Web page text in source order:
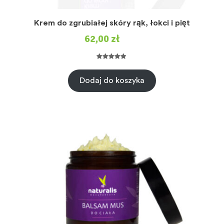
Krem do zgrubiałej skóry rąk, łokci i pięt
62,00 zł
podstawie
Dodaj do koszyka